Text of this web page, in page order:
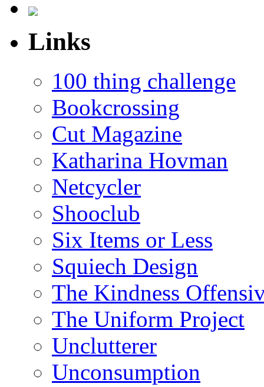
Links
100 thing challenge
Bookcrossing
Cut Magazine
Katharina Hovman
Netcycler
Shooclub
Six Items or Less
Squiech Design
The Kindness
The Uniform Project
Unclutterer
Unconsumption